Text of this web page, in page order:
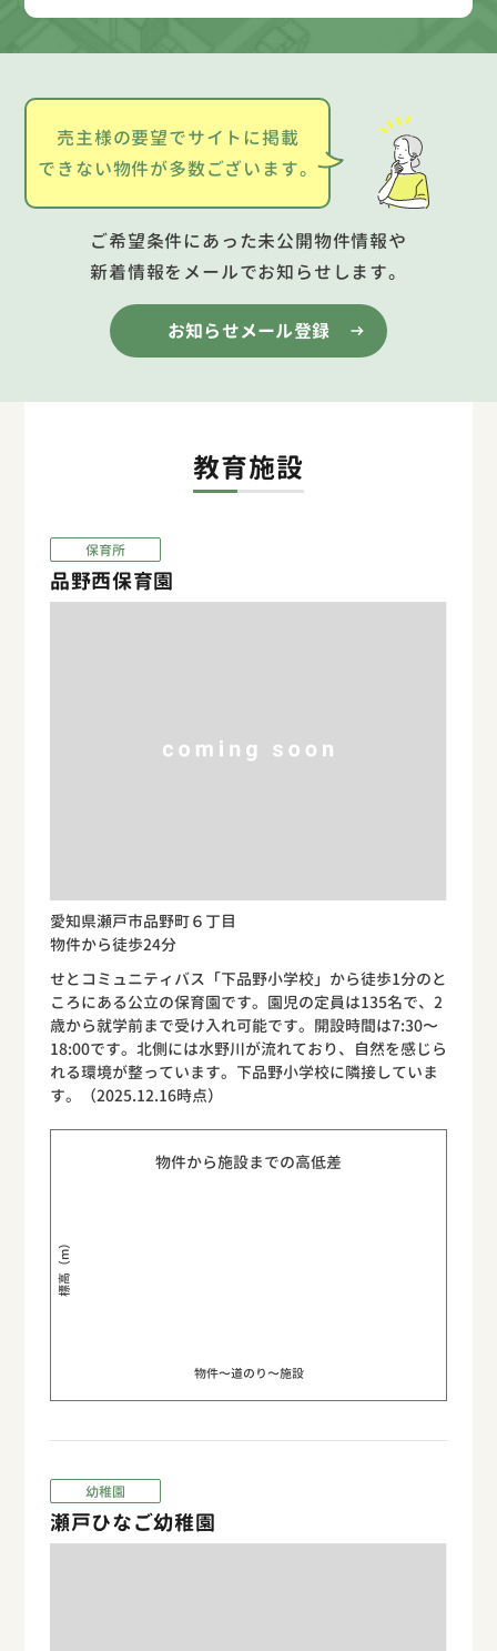
売主様の要望でサイトに掲載
できない物件が多数ございます。
ご希望条件にあった未公開物件情報や
新着情報をメールでお知らせします。
お知らせメール登録
教育施設
保育所
品野西保育園
愛知県瀬戸市品野町６丁目
物件から徒歩24分
せとコミュニティバス「下品野小学校」から徒歩1分のと
ころにある公立の保育園です。園児の定員は135名で、2
歳から就学前まで受け入れ可能です。開設時間は7:30〜
18:00です。北側には水野川が流れており、自然を感じら
れる環境が整っています。下品野小学校に隣接していま
す。（2025.12.16時点）
物件から施設までの高低差
標高（m）
物件〜道のり〜施設
幼稚園
瀬戸ひなご幼稚園